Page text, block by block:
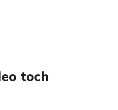
toch